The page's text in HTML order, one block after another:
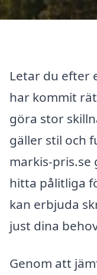
Letar du efter
har kommit
göra stor
gäller stil och
markis-
hitta pålitliga
kan erbjuda
just dina
Genom att